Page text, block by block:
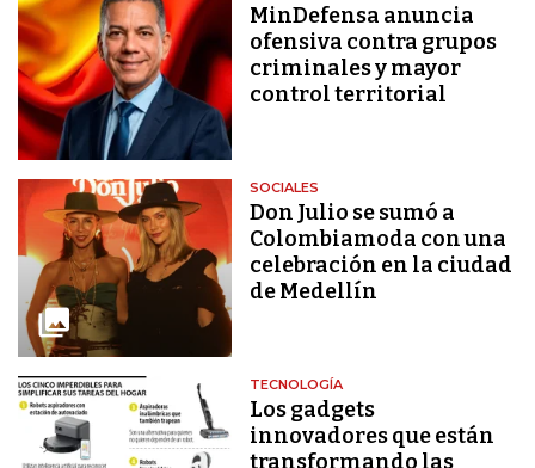
MinDefensa anuncia
ofensiva contra grupos
criminales y mayor
control territorial
SOCIALES
Don Julio se sumó a
Colombiamoda con una
celebración en la ciudad
de Medellín
TECNOLOGÍA
Los gadgets
innovadores que están
transformando las